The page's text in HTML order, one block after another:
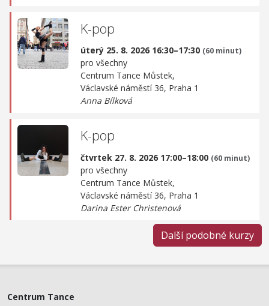
K-pop
úterý 25. 8. 2026 16:30–17:30 (60 minut)
pro všechny
Centrum Tance Můstek,
Václavské náměstí 36, Praha 1
Anna Bílková
K-pop
čtvrtek 27. 8. 2026 17:00–18:00 (60 minut)
pro všechny
Centrum Tance Můstek,
Václavské náměstí 36, Praha 1
Darina Ester Christenová
Další podobné kurzy
Centrum Tance